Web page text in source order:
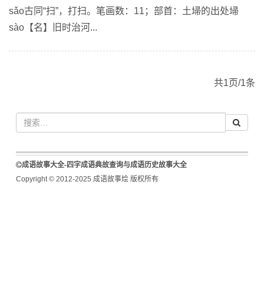
sǎo古同“扫”，打扫。笔画数：11；部首：土埽的出处埽
sào【名】旧时治河...
共1页/1条
成语故事大全-四字成语典故查询与成语历史故事大全
Copyright © 2012-2025 成语故事烩 版权所有